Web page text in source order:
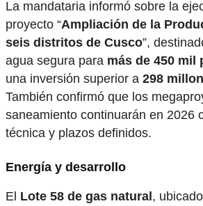
La mandataria informó sobre la
proyecto “Ampliación de la
seis distritos de Cusco”,
agua segura para más de 450 mil
una inversión superior a 298
También confirmó que los
saneamiento continuarán en 2026
técnica y plazos definidos.
Energía y desarrollo
El Lote 58 de gas natural,